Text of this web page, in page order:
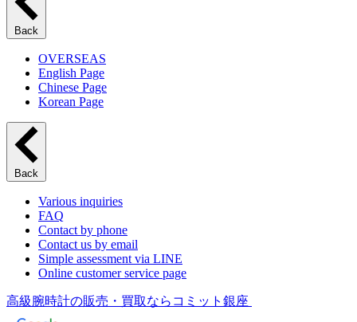
Back
OVERSEAS
English Page
Chinese Page
Korean Page
Back
Various inquiries
FAQ
Contact by phone
Contact us by email
Simple assessment via LINE
Online customer service page
高級腕時計の販売・買取ならコミット銀座